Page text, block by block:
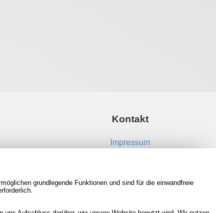
Kontakt
Impressum
RSS Feeds
Neue Spiele in der Datenbank
grundlegende Funktionen und sind für die einwandfreie